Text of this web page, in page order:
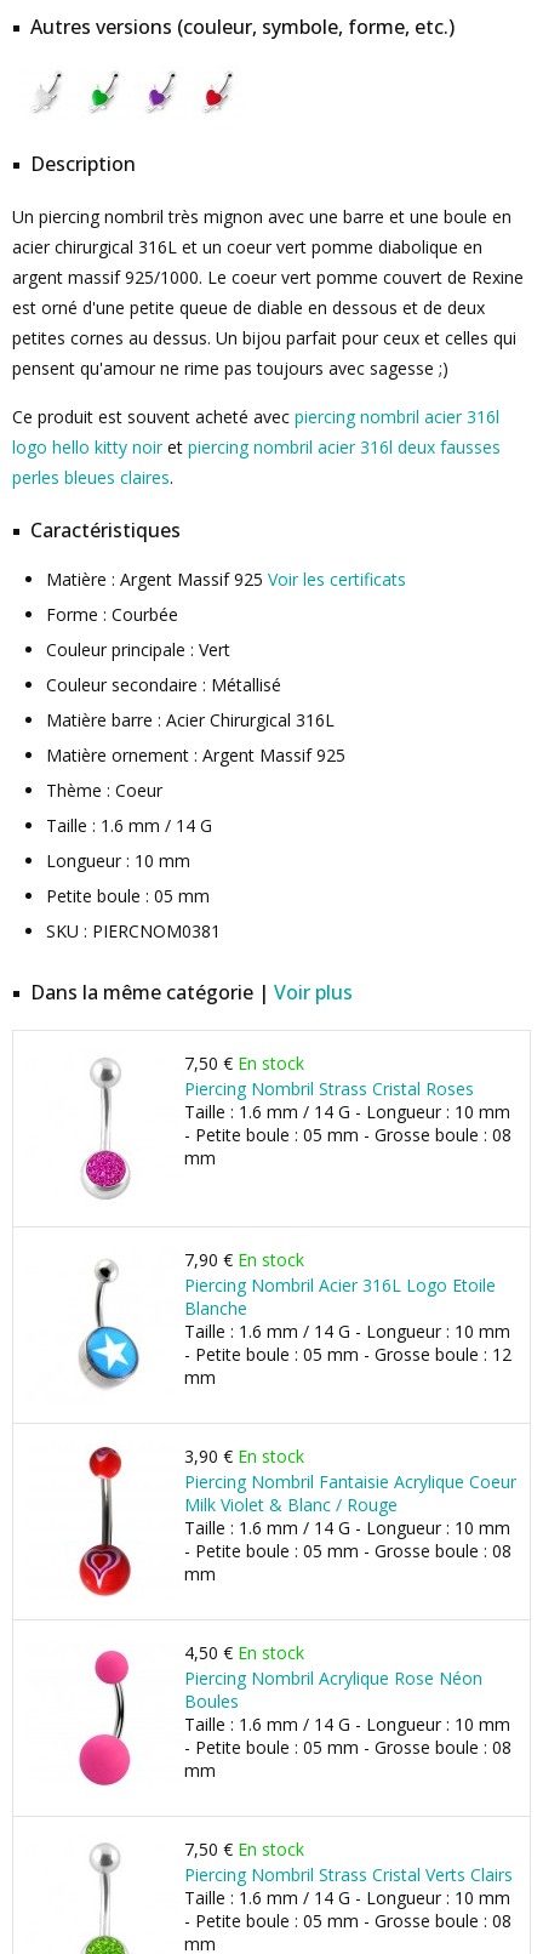
Autres versions (couleur, symbole, forme, etc.)
Description
Un piercing nombril très mignon avec une barre et une boule en
acier chirurgical 316L et un coeur vert pomme diabolique en
argent massif 925/1000. Le coeur vert pomme couvert de Rexine
est orné d'une petite queue de diable en dessous et de deux
petites cornes au dessus. Un bijou parfait pour ceux et celles qui
pensent qu'amour ne rime pas toujours avec sagesse ;)
Ce produit est souvent acheté avec piercing nombril acier 316l
logo hello kitty noiret piercing nombril acier 316l deux fausses
perles bleues claires.
Caractéristiques
Matière : Argent Massif 925 Voir les certificats
Forme : Courbée
Couleur principale : Vert
Couleur secondaire : Métallisé
Matière barre : Acier Chirurgical 316L
Matière ornement : Argent Massif 925
Thème : Coeur
Taille : 1.6 mm / 14 G
Longueur : 10 mm
Petite boule : 05 mm
SKU : PIERCNOM0381
Dans la même catégorie | Voir plus
7,50 € En stock
Piercing Nombril Strass Cristal Roses
Taille : 1.6 mm / 14 G - Longueur : 10 mm
- Petite boule : 05 mm - Grosse boule : 08
mm
7,90 € En stock
Piercing Nombril Acier 316L Logo Etoile
Blanche
Taille : 1.6 mm / 14 G - Longueur : 10 mm
- Petite boule : 05 mm - Grosse boule : 12
mm
3,90 € En stock
Piercing Nombril Fantaisie Acrylique Coeur
Milk Violet & Blanc / Rouge
Taille : 1.6 mm / 14 G - Longueur : 10 mm
- Petite boule : 05 mm - Grosse boule : 08
mm
4,50 € En stock
Piercing Nombril Acrylique Rose Néon
Boules
Taille : 1.6 mm / 14 G - Longueur : 10 mm
- Petite boule : 05 mm - Grosse boule : 08
mm
7,50 € En stock
Piercing Nombril Strass Cristal Verts Clairs
Taille : 1.6 mm / 14 G - Longueur : 10 mm
- Petite boule : 05 mm - Grosse boule : 08
mm